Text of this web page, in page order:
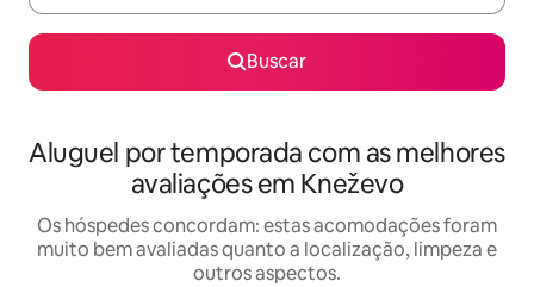
Buscar
Aluguel por temporada com as melhores
avaliações em Kneževo
Os hóspedes concordam: estas acomodações foram
muito bem avaliadas quanto a localização, limpeza e
outros aspectos.